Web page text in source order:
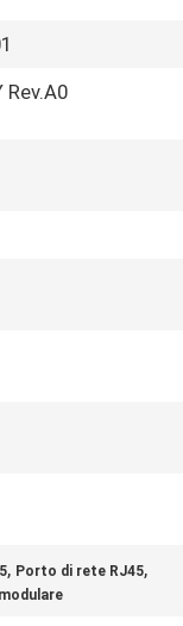
Rev.A0
, Porto di rete RJ45,